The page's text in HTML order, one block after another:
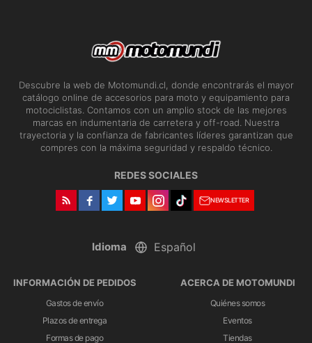
Descubre la web de Motomundi.cl, donde encontrarás el mayor
catálogo online de accesorios para moto y equipamiento para
motociclistas. Contamos con un amplio stock de las mejores
marcas en indumentaria de carretera y off-road. Nuestra
trayectoria y la confianza de fabricantes líderes garantizan que
compres con la máxima seguridad y respaldo técnico.
REDES SOCIALES
NEWSLETTER
Idioma
INFORMACIÓN DE PEDIDOS
Gastos de envío
Plazos de entrega
Formas de pago
ACERCA DE MOTOMUNDI
Quiénes somos
Eventos
Tiendas